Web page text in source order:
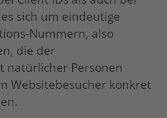
sich um eindeutige
Nummern, also
die der
natürlicher Personen
Websitebesucher konkret